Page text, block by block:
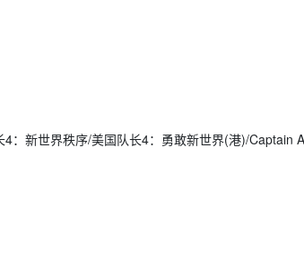
世界秩序/美国队长4：勇敢新世界(港)/Captain